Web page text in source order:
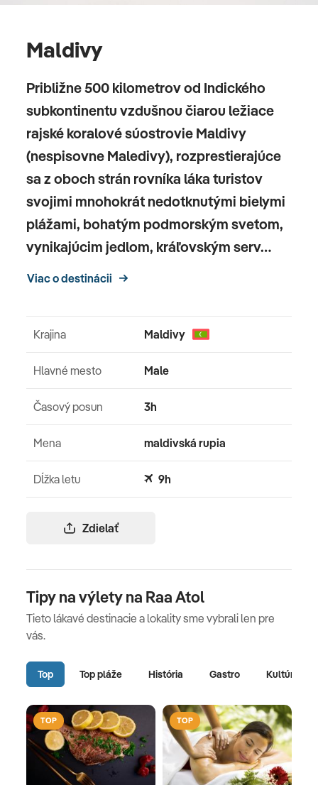
Maldivy
Približne 500 kilometrov od Indického
subkontinentu vzdušnou čiarou ležiace
rajské koralové súostrovie Maldivy
(nespisovne Maledivy), rozprestierajúce
sa z oboch strán rovníka láka turistov
svojimi mnohokrát nedotknutými bielymi
plážami, bohatým podmorským svetom,
vynikajúcim jedlom, kráľovským serv…
Viac o destinácii
Zdielať
Krajina Maldivy
Hlavné mesto Male
Časový posun 3h
Mena maldivská rupia
Dĺžka letu 9h
Tipy na výlety na Raa Atol
Tieto lákavé destinacie a lokality sme vybrali len pre
vás.
Top Top pláže História Gastro Kultúra
TOP TOP